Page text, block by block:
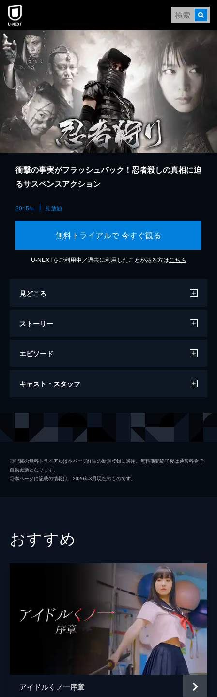
本文へスキップ
衝撃の事実がフラッシュバック！忍者殺しの真相に迫
るサスペンスアクション
2015年 見放題
無料トライアルで 今すぐ観る
U-NEXTをご利用中／過去に利用したことがある方は こちら
見どころ
ストーリー
エピソード
忍者狩り
キャスト・スタッフ
監督
◎記載の無料トライアルは本ページ経由の新規登録に適用。無料期間終了後は通常料金で
自動更新となります。
◎本ページに記載の情報は、2026年8月現在のものです。
おすすめ
アイドルくノ一序章